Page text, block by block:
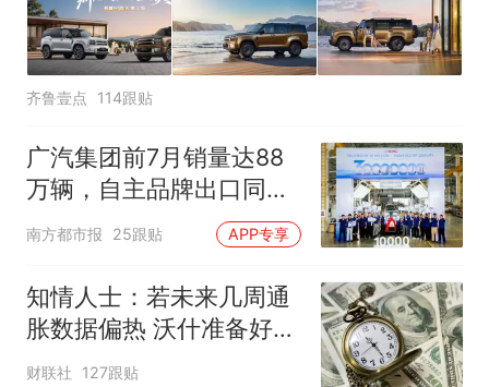
齐鲁壹点 114跟贴
广汽集团前7月销量达88
万辆，自主品牌出口同比
增130%
南方都市报 25跟贴 APP专享
知情人士：若未来几周通
胀数据偏热 沃什准备好加
息
财联社 127跟贴